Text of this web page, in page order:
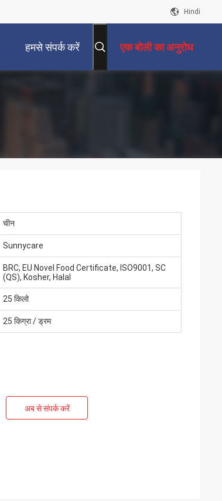
Hindi
हमसे संपर्क करें एक बोली का अनुरोध
चीन
Sunnycare
BRC, EU Novel Food Certificate, ISO9001, SC
(QS), Kosher, Halal
25 किलो
25 किग्रा / ड्रम
अब से संपर्क करें